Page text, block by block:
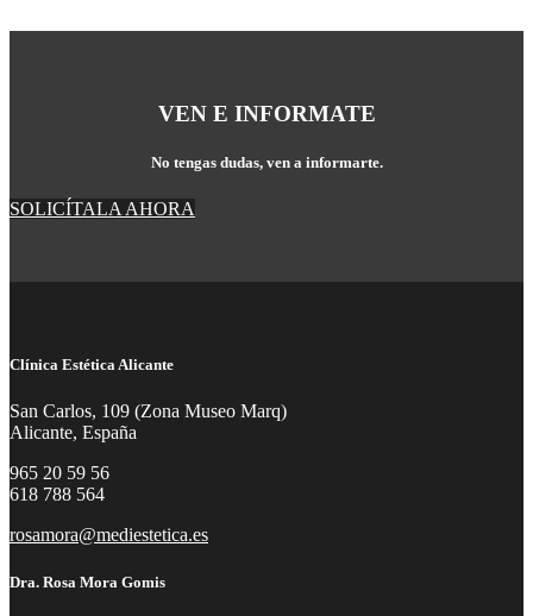
VEN E INFORMATE
No tengas dudas, ven a informarte.
SOLICÍTALA AHORA
Clínica Estética Alicante
San Carlos, 109 (Zona Museo Marq)
Alicante, España
965 20 59 56
618 788 564
rosamora@mediestetica.es
Dra. Rosa Mora Gomis